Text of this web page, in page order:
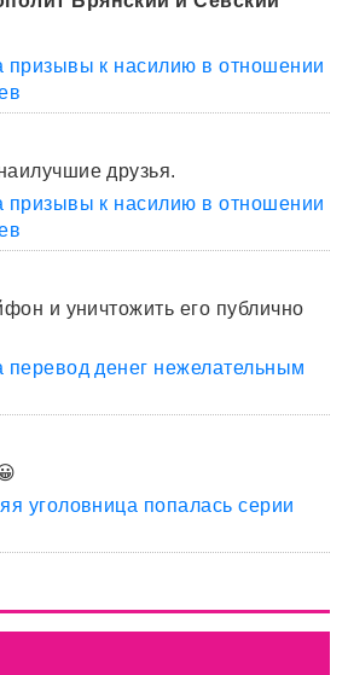
призывы к насилию в отношении
друзья.
призывы к насилию в отношении
и уничтожить его публично
перевод денег нежелательным
уголовница попалась серии